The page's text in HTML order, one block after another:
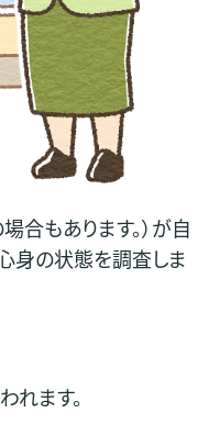
もあります。）が自
身の状態を調査しま
れます。